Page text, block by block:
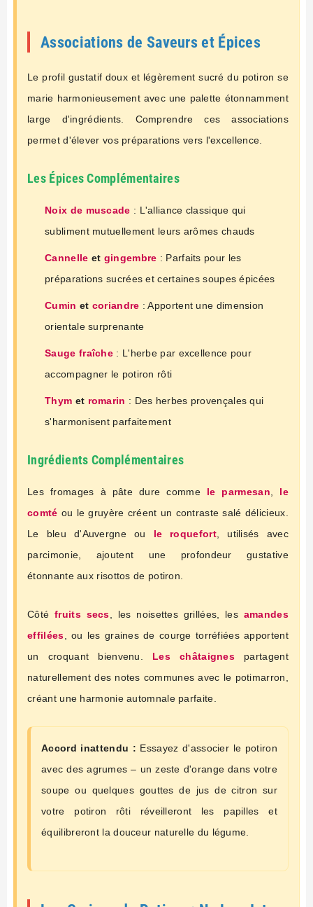
Associations de Saveurs et Épices
Le profil gustatif doux et légèrement sucré du potiron se
marie harmonieusement avec une palette étonnamment
large d'ingrédients. Comprendre ces associations
permet d'élever vos préparations vers l'excellence.
Les Épices Complémentaires
Noix de muscade : L'alliance classique qui
subliment mutuellement leurs arômes chauds
Cannelle et gingembre : Parfaits pour les
préparations sucrées et certaines soupes épicées
Cumin et coriandre : Apportent une dimension
orientale surprenante
Sauge fraîche : L'herbe par excellence pour
accompagner le potiron rôti
Thym et romarin : Des herbes provençales qui
s'harmonisent parfaitement
Ingrédients Complémentaires
Les fromages à pâte dure comme le parmesan
le
comté ou le gruyère créent un contraste salé délicieux.
Le bleu d'Auvergne ou le roquefort, utilisés avec
parcimonie, ajoutent une profondeur gustative
étonnante aux risottos de potiron.
Côtéfruits secs , les noisettes grillées, les amandes
effilées , ou les graines de courge torréfiées apportent
un croquant bienvenu. Les châtaignes partagent
naturellement des notes communes avec le potimarron,
créant une harmonie automnale parfaite.
Accord inattendu : Essayez d'associer le potiron
avec des agrumes – un zeste d'orange dans votre
soupe ou quelques gouttes de jus de citron sur
votre potiron rôti réveilleront les papilles et
équilibreront la douceur naturelle du légume.